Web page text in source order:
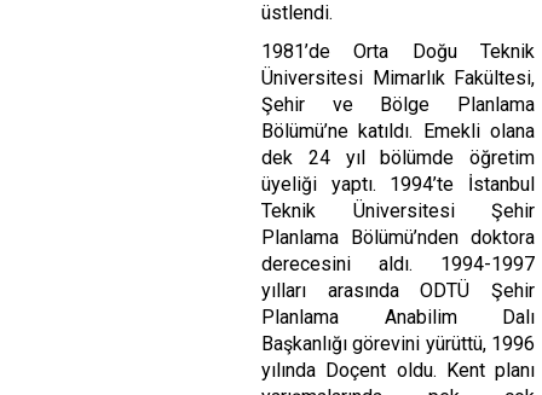
üstlendi.
1981’de Orta Doğu Teknik
Üniversitesi Mimarlık Fakültesi,
Şehir ve Bölge Planlama
Bölümü’ne katıldı. Emekli olana
dek 24 yıl bölümde öğretim
üyeliği yaptı. 1994’te İstanbul
Teknik Üniversitesi Şehir
Planlama Bölümü’nden doktora
derecesini aldı. 1994-1997
yılları arasında ODTÜ Şehir
Planlama Anabilim Dalı
Başkanlığı görevini yürüttü, 1996
yılında Doçent oldu. Kent planı